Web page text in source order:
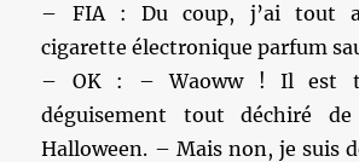
– FIA : Du coup, j’ai tout
cigarette électronique parfum
– OK : – Waoww ! Il est
déguisement tout déchiré
Halloween. – Mais non, je suis